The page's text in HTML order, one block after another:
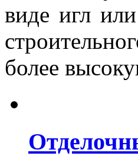
виде игл
более